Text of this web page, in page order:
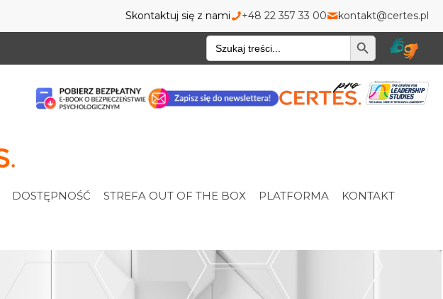
Skontaktuj się z nami +48 22 357 33 00 kontakt@certes.pl
Wyszukiwarka
DOSTĘPNOŚĆ STREFA OUT OF THE BOX PLATFORMA KONTAKT